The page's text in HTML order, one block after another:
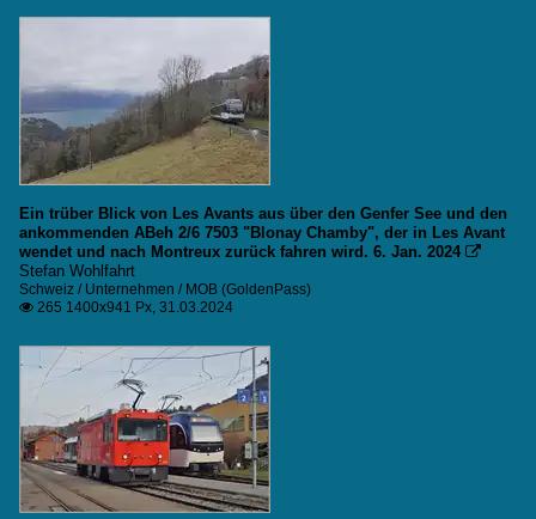
Ein trüber Blick von Les Avants aus über den Genfer See und den
ankommenden ABeh 2/6 7503 "Blonay Chamby", der in Les Avant
wendet und nach Montreux zurück fahren wird. 6. Jan. 2024 
Stefan Wohlfahrt
Schweiz / Unternehmen / MOB (GoldenPass)
 265 1400x941 Px, 31.03.2024